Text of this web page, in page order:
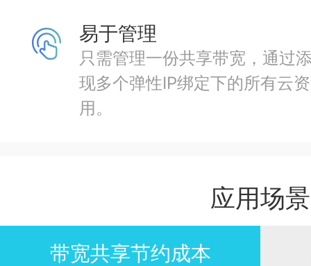
易于管理
只需管理一份共享带宽，通过
现多个弹性IP绑定下的所有云
用。
应用场景
带宽共享节约成本